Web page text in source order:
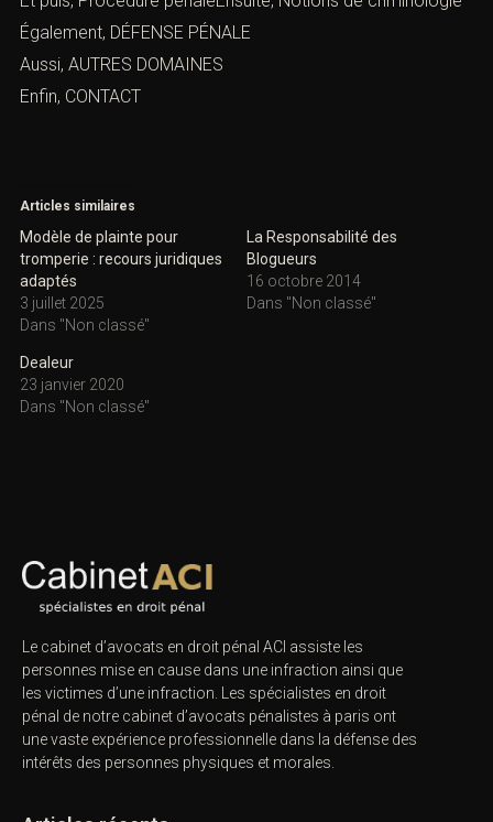
Également, DÉFENSE PÉNALE
Aussi, AUTRES DOMAINES
Enfin, CONTACT
Articles similaires
Modèle de plainte pour
tromperie : recours juridiques
adaptés
3 juillet 2025
Dans "Non classé"
La Responsabilité des
Blogueurs
16 octobre 2014
Dans "Non classé"
Dealeur
23 janvier 2020
Dans "Non classé"
Le cabinet d’avocats en droit pénal ACI assiste les
personnes mise en cause dans une infraction ainsi que
les victimes d’une infraction. Les spécialistes en droit
pénal de notre cabinet d’avocats pénalistes à paris ont
une vaste expérience professionnelle dans la défense des
intérêts des personnes physiques et morales.